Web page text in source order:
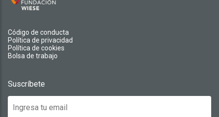
Código de conducta
Política de privacidad
Política de cookies
Bolsa de trabajo
Suscríbete